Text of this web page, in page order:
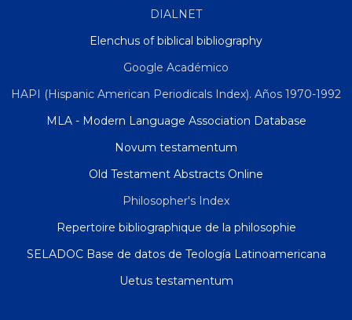
DIALNET
Elenchus of biblical bibliography
Google Académico
HAPI (Hispanic American Periodicals Index). Años 1970-1992
MLA - Modern Language Association Database
Novum testamentum
Old Testament Abstracts Online
Philosopher's Index
Repertoire bibliographique de la philosophie
SELADOC Base de datos de Teología Latinoamericana
Uetus testamentum